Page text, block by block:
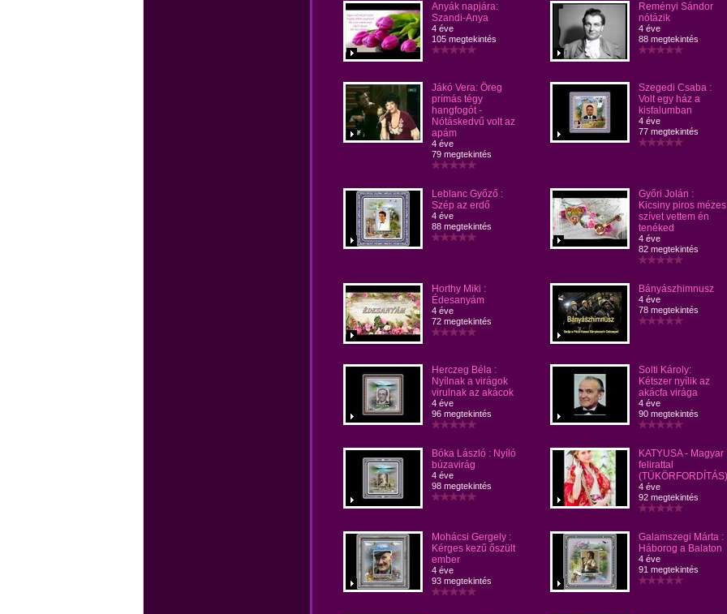
Anyák napjára:
Szandi-Anya
4 éve
105 megtekintés
Reményi Sándor
nótázik
4 éve
88 megtekintés
Jákó Vera: Öreg
prímás tégy
hangfogót -
Nótáskedvű volt az
apám
4 éve
79 megtekintés
Szegedi Csaba :
Volt egy ház a
kisfalumban
4 éve
77 megtekintés
Leblanc Győző :
Szép az erdő
4 éve
88 megtekintés
Győri Jolán :
Kicsiny piros mézes
szívet vettem én
tenéked
4 éve
82 megtekintés
Horthy Miki :
Édesanyám
4 éve
72 megtekintés
Bányászhimnusz
4 éve
78 megtekintés
Herczeg Béla :
Nyílnak a virágok
virulnak az akácok
4 éve
96 megtekintés
Solti Károly:
Kétszer nyílik az
akácfa virága
4 éve
90 megtekintés
Bóka László : Nyíló
búzavirág
4 éve
98 megtekintés
KATYUSA - Magyar
felirattal
(TÜKÖRFORDÍTÁS)
4 éve
92 megtekintés
Mohácsi Gergely :
Kérges kezű őszült
ember
4 éve
93 megtekintés
Galamszegi Márta :
Háborog a Balaton
4 éve
91 megtekintés